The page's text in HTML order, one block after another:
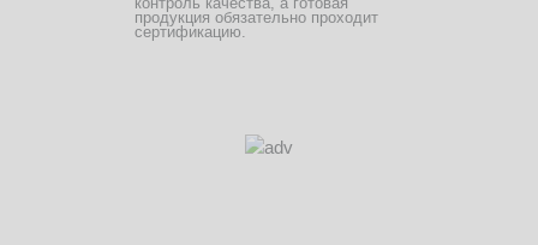
продукция обязательно проходит
сертификацию.